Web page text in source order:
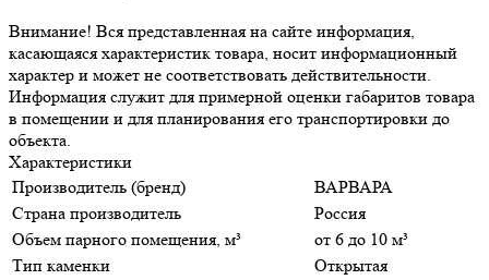
Внимание! Вся представленная на сайте информация,
касающаяся характеристик товара, носит информационный
характер и может не соответствовать действительности.
Информация служит для примерной оценки габаритов товара
в помещении и для планирования его транспортировки до
объекта.
Характеристики
Производитель (бренд)
ВАРВАРА
Страна производитель
Россия
Объем парного помещения, м³
от 6 до 10 м³
Тип каменки
Открытая